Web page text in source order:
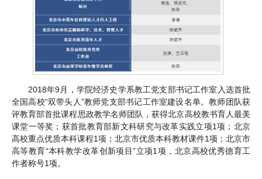
2018年9月，学院经济史学系教工党支部书记工作室入选首批
全国高校“双带头人”教师党支部书记工作室建设名单。教师团队获
评教育部首批课程思政教学名师团队，获得北京高校教书育人最美
课堂一等奖；获首批教育部新文科研究与改革实践立项1项；北京
高校重点优质本科课程1项；北京市优质本科教材课件1项；北京市
高等教育“本科教学改革创新项目”立项1项，北京高校优秀德育工
作者称号1项。